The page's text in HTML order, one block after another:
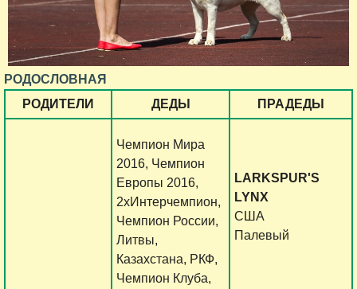
РОДОСЛОВНАЯ
РОДИТЕЛИ
ДЕДЫ ПРАДЕДЫ
Чемпион Мира
2016, Чемпион
Европы 2016,
2хИнтерчемпион,
Чемпион России,
Литвы,
Казахстана, РКФ,
Чемпион Клуба,
LARKSPUR'S
LYNX
США
Палевый